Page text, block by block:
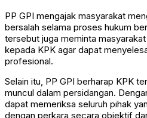
PP GPI mengajak masyarakat
bersalah selama proses hukum
tersebut juga meminta
kepada KPK agar dapat
profesional.
Selain itu, PP GPI berharap KPK
muncul dalam persidangan.
dapat memeriksa seluruh pihak
dengan perkara secara objektif